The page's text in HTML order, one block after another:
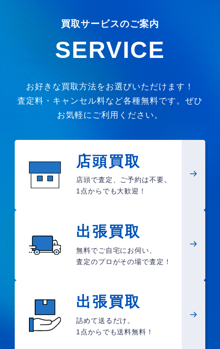
買取サービスのご案内
SERVICE
お好きな買取方法をお選びいただけます！
査定料・キャンセル料など各種無料です。ぜひ
お気軽にご利用ください。
店頭買取
店頭で査定、ご予約は不要。
1点からでも大歓迎！
出張買取
無料でご自宅にお伺い、
査定のプロがその場で査定！
出張買取
詰めて送るだけ。
1点からでも送料無料！